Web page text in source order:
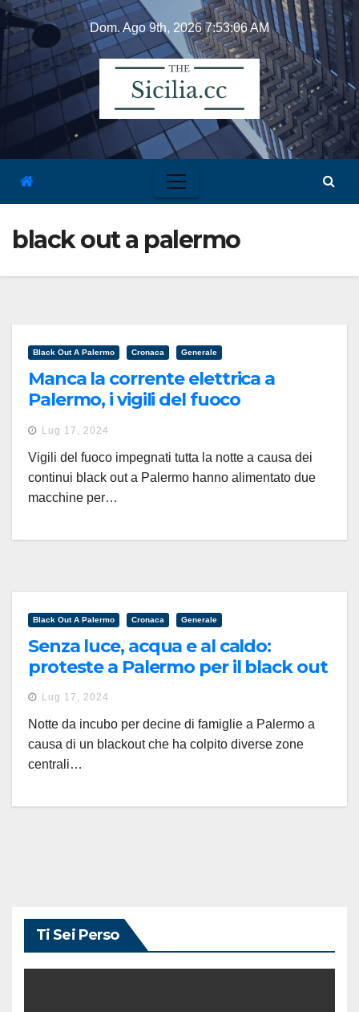
Skip
content
Dom. Ago 9th, 20267:53:06 AM
black out a palermo
Black Out A Palermo Cronaca Generale
Manca la corrente elettrica a
Palermo, i vigili del fuoco
alimentano macchine per
respirazione
Lug 17, 2024
Vigili del fuoco impegnati tutta la notte a causa dei
continui black out a Palermo hanno alimentato due
macchine per…
Black Out A Palermo Cronaca Generale
Senza luce, acqua e al caldo:
proteste a Palermo per il black out
Lug 17, 2024
Notte da incubo per decine di famiglie a Palermo a
causa di un blackout che ha colpito diverse zone
centrali…
Ti Sei Perso